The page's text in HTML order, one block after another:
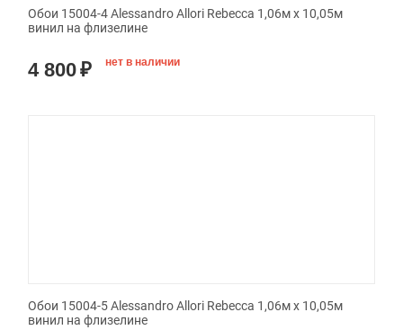
Обои 15004-4 Alessandro Allori Rebecca 1,06м х 10,05м
винил на флизелине
4 800₽ нет в наличии
Обои 15004-5 Alessandro Allori Rebecca 1,06м х 10,05м
винил на флизелине